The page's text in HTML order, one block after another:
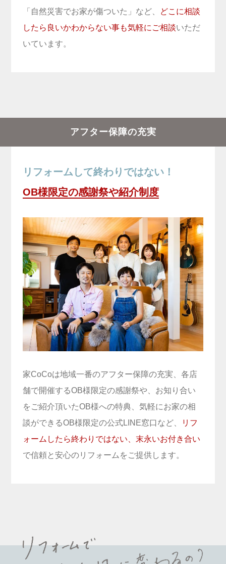
「自然災害でお家が傷ついた」など、
どこに相談
したら良いかわからない事も気軽にご相談いただ
いています。
アフター保障の充実
リフォームして終わりではない！
OB様限定の感謝祭や紹介制度
家CoCoは地域一番のアフター保障の充実、各店
舗で開催するOB様限定の感謝祭や、お知り合い
をご紹介頂いたOB様への特典、気軽にお家の相
談ができるOB様限定の公式LINE窓口など、
リフ
ォームしたら終わりではない、末永いお付き合い
で信頼と安心のリフォームをご提供します。